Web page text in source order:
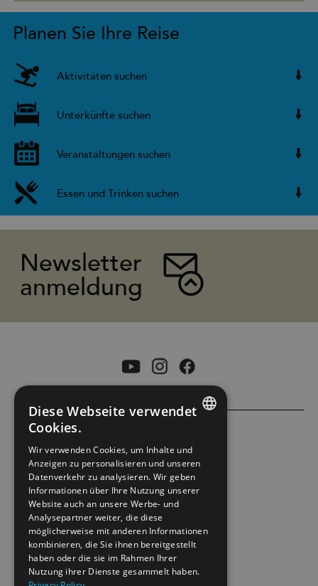
Planen Sie Ihre Reise
Aktivitäten suchen
Unterkünfte suchen
Veranstaltungen suchen
Essen und Trinken suchen
Newsletter
anmeldung
ACCESSIBILITY STATEMENT
PRIVACY POLICY & COOKIES
SITE MAP
EXTRANETT
NORWEGIAN
GERMAN
Diese Webseite verwendet
Cookies.
Wir verwenden Cookies, um Inhalte und
Anzeigen zu personalisieren und unseren
Datenverkehr zu analysieren. Wir geben
Informationen über Ihre Nutzung unserer
Website auch an unsere Werbe- und
Analysepartner weiter, die diese
möglicherweise mit anderen Informationen
kombinieren, die Sie ihnen bereitgestellt
haben oder die sie im Rahmen Ihrer
Nutzung ihrer Dienste gesammelt haben.